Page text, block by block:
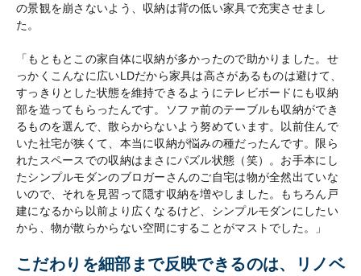
の景観を崩さないよう、収納は背の低い家具で充実させまし
た。
「もともとこの家自体に収納が多かったので助かりました。せ
っかくこんなに広いLDだから家具は高さがあるものは避けて、
すっきりとした状態を維持できるようにテレビボードにも収納
部を造ってもらったんです。ソファ前のテーブルも収納ができ
るものを選んで、散らからないよう努めています。以前住んで
いた社宅が狭くて、本当に収納が悩みの種だったんです。限ら
れたスペースでの収納はまさにパズル状態（笑）。お手本にし
たシンプルモダンのブロガーさんのご自宅は物が全然出ていな
いので、それを見習って隠す収納を増やしました。もちろん戸
建になるから以前より広くなるけど、シンプルモダンにしたい
から、物が散らからない空間にすることがマストでした。」
こだわりを細部まで反映できるのは、リノベ